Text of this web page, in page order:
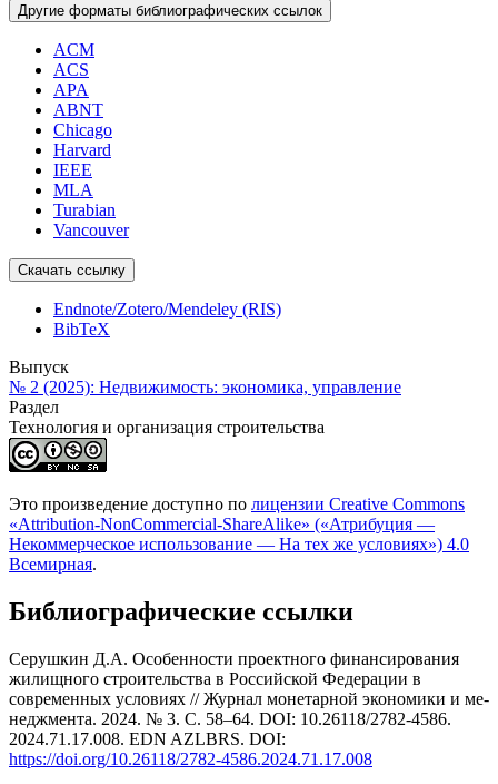
Другие форматы библиографических ссылок
ACM
ACS
APA
ABNT
Chicago
Harvard
IEEE
MLA
Turabian
Vancouver
Скачать ссылку
Endnote/Zotero/Mendeley (RIS)
BibTeX
Выпуск
№ 2 (2025): Недвижимость: экономика, управление
Раздел
Технология и организация строительства
Это произведение доступно по лицензии Creative Commons
«Attribution-NonCommercial-ShareAlike» («Атрибуция —
Некоммерческое использование — На тех же условиях») 4.0
Всемирная.
Библиографические ссылки
Серушкин Д.А. Особенности проектного финансирования
жилищного строительства в Российской Федерации в
современных условиях // Журнал монетарной экономики и ме­
неджмента. 2024. № 3. С. 58–64. DOI: 10.26118/2782-4586.
2024.71.17.008. EDN AZLBRS. DOI:
https://doi.org/10.26118/2782-4586.2024.71.17.008